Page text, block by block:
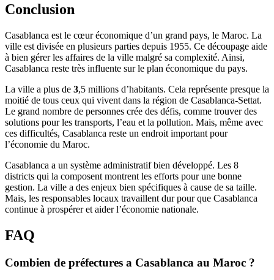
Conclusion
Casablanca est le cœur économique d’un grand pays, le Maroc. La
ville est divisée en plusieurs parties depuis 1955. Ce découpage aide
à bien gérer les affaires de la ville malgré sa complexité. Ainsi,
Casablanca reste très influente sur le plan économique du pays.
La ville a plus de 3,5 millions d’habitants. Cela représente presque la
moitié de tous ceux qui vivent dans la région de Casablanca-Settat.
Le grand nombre de personnes crée des défis, comme trouver des
solutions pour les transports, l’eau et la pollution. Mais, même avec
ces difficultés, Casablanca reste un endroit important pour
l’économie du Maroc.
Casablanca a un système administratif bien développé. Les 8
districts qui la composent montrent les efforts pour une bonne
gestion. La ville a des enjeux bien spécifiques à cause de sa taille.
Mais, les responsables locaux travaillent dur pour que Casablanca
continue à prospérer et aider l’économie nationale.
FAQ
Combien de préfectures a Casablanca au Maroc ?